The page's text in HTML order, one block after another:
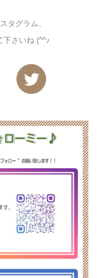
タグラム、
下さいね (^^♪